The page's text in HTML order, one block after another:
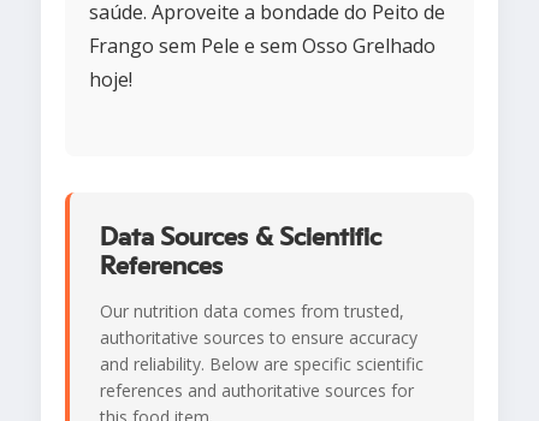
saúde. Aproveite a bondade do Peito de
Frango sem Pele e sem Osso Grelhado
hoje!
Data Sources & Scientific
References
Our nutrition data comes from trusted,
authoritative sources to ensure accuracy
and reliability. Below are specific scientific
references and authoritative sources for